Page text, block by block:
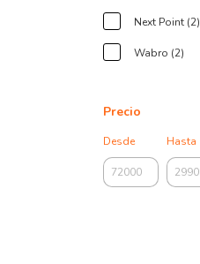
Next Point (2)
Wabro (2)
Precio
Desde Hasta